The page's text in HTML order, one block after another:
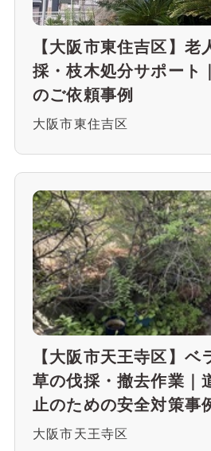
【大阪市東住吉区】老
採・枝木処分サポート
のご依頼事例
大阪市東住吉区
【大阪市天王寺区】ベ
草の伐採・撤去作業｜
止のための安全対策事
大阪市天王寺区